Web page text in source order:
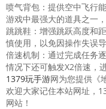
喷气背包：提供空中飞行
游戏中最强大的道具之一
跳跳鞋：增强跳跃高度和
慎使用，以免因操作失误导
倍速机制：通过完成任务
情况下还可触发X2倍速，
1379玩手游网为您提供《
欢迎大家记住本站网址，
网站！